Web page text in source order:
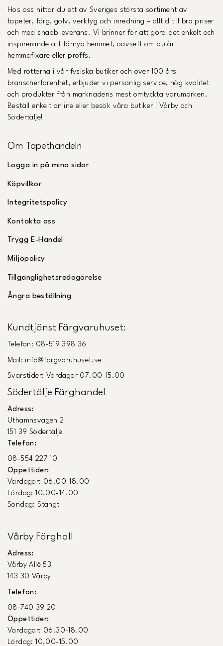
Hos oss hittar du ett av Sveriges största sortiment av
tapeter, färg, golv, verktyg och inredning – alltid till bra priser
och med snabb leverans. Vi brinner för att göra det enkelt och
inspirerande att förnya hemmet, oavsett om du är
hemmafixare eller proffs.
Med rötterna i vår fysiska butiker och över 100 års
branscherfarenhet, erbjuder vi personlig service, hög kvalitet
och produkter från marknadens mest omtyckta varumärken.
Beställ enkelt online eller besök våra butiker i Vårby och
Södertälje!
Om Tapethandeln
Logga in på mina sidor
Köpvillkor
Integritetspolicy
Kontakta oss
Trygg E-Handel
Miljöpolicy
Tillgänglighetsredogörelse
Ångra beställning
Kundtjänst Färgvaruhuset:
Telefon: 08-519 398 36
Mail: info@fargvaruhuset.se
Svarstider: Vardagar 07.00-15.00
Södertälje Färghandel
Adress:
Uthamnsvägen 2
151 39 Södertälje
Telefon:
08-554 227 10
Öppettider:
Vardagar: 06.00-18.00
Lördag: 10.00-14.00
Söndag: Stängt
Vårby Färghall
Adress:
Vårby Allé 53
143 30 Vårby
Telefon:
08-740 39 20
Öppettider:
Vardagar: 06.30-18.00
Lördag: 10.00-15.00